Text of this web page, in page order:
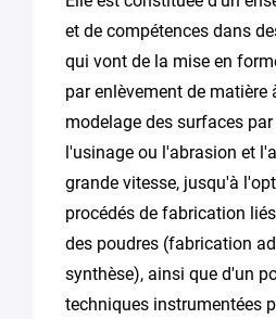
et de compétences dans
qui vont de la mise en
par enlèvement de
modelage des surfaces
l'usinage ou l'abrasion et
grande vitesse, jusqu'à
procédés de fabrication
des poudres (fabrication
synthèse), ainsi que d'un
techniques instrumentées